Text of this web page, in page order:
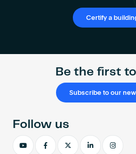
Certify a
Be the first
Subscribe to our
Follow us